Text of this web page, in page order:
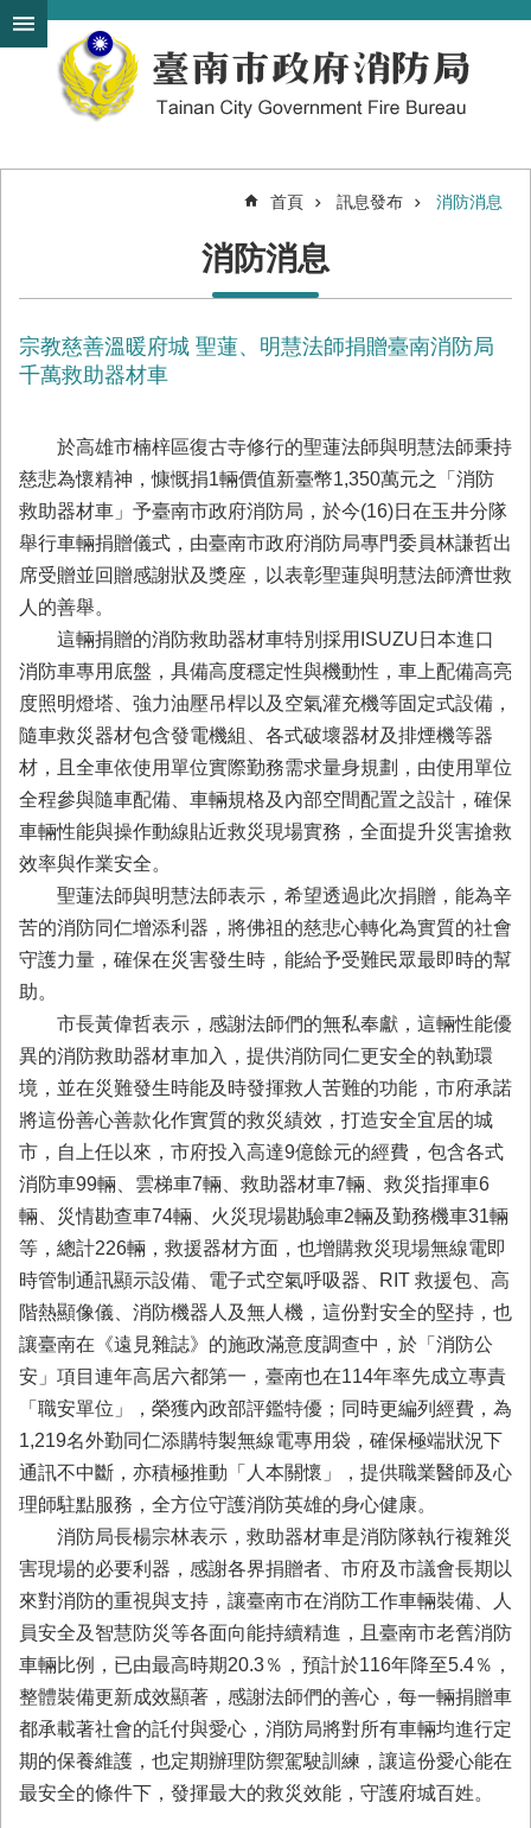
跳到主要內容區塊
搜
尋
進
介
訊
息
便
民
服
務
業
務/
訊
服
務
消
防
宣
導
民
園
地
接
贈
與
公
開
徵
信
網
站
導
覽
回
臺
南
市
政
府
網
English
回
首
頁
臺
南
市
政
首頁 訊息發布 消防消息
消防消息
宗教慈善溫暖府城 聖蓮、明慧法師捐贈臺南消防局
千萬救助器材車
於高雄市楠梓區復古寺修行的聖蓮法師與明慧法師秉持
慈悲為懷精神，慷慨捐1輛價值新臺幣1,350萬元之「消防
救助器材車」予臺南市政府消防局，於今(16)日在玉井分隊
舉行車輛捐贈儀式，由臺南市政府消防局專門委員林謙哲出
席受贈並回贈感謝狀及獎座，以表彰聖蓮與明慧法師濟世救
人的善舉。
這輛捐贈的消防救助器材車特別採用ISUZU日本進口
消防車專用底盤，具備高度穩定性與機動性，車上配備高亮
度照明燈塔、強力油壓吊桿以及空氣灌充機等固定式設備，
隨車救災器材包含發電機組、各式破壞器材及排煙機等器
材，且全車依使用單位實際勤務需求量身規劃，由使用單位
全程參與隨車配備、車輛規格及內部空間配置之設計，確保
車輛性能與操作動線貼近救災現場實務，全面提升災害搶救
效率與作業安全。
聖蓮法師與明慧法師表示，希望透過此次捐贈，能為辛
苦的消防同仁增添利器，將佛祖的慈悲心轉化為實質的社會
守護力量，確保在災害發生時，能給予受難民眾最即時的幫
助。
市長黃偉哲表示，感謝法師們的無私奉獻，這輛性能優
異的消防救助器材車加入，提供消防同仁更安全的執勤環
境，並在災難發生時能及時發揮救人苦難的功能，市府承諾
將這份善心善款化作實質的救災績效，打造安全宜居的城
市，自上任以來，市府投入高達9億餘元的經費，包含各式
消防車99輛、雲梯車7輛、救助器材車7輛、救災指揮車6
輛、災情勘查車74輛、火災現場勘驗車2輛及勤務機車31輛
等，總計226輛，救援器材方面，也增購救災現場無線電即
時管制通訊顯示設備、電子式空氣呼吸器、RIT 救援包、高
階熱顯像儀、消防機器人及無人機，這份對安全的堅持，也
讓臺南在《遠見雜誌》的施政滿意度調查中，於「消防公
安」項目連年高居六都第一，臺南也在114年率先成立專責
「職安單位」，榮獲內政部評鑑特優；同時更編列經費，為
1,219名外勤同仁添購特製無線電專用袋，確保極端狀況下
通訊不中斷，亦積極推動「人本關懷」，提供職業醫師及心
理師駐點服務，全方位守護消防英雄的身心健康。
消防局長楊宗林表示，救助器材車是消防隊執行複雜災
害現場的必要利器，感謝各界捐贈者、市府及市議會長期以
來對消防的重視與支持，讓臺南市在消防工作車輛裝備、人
員安全及智慧防災等各面向能持續精進，且臺南市老舊消防
車輛比例，已由最高時期20.3％，預計於116年降至5.4％，
整體裝備更新成效顯著，感謝法師們的善心，每一輛捐贈車
都承載著社會的託付與愛心，消防局將對所有車輛均進行定
期的保養維護，也定期辦理防禦駕駛訓練，讓這份愛心能在
最安全的條件下，發揮最大的救災效能，守護府城百姓。